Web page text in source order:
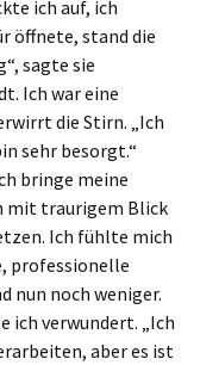
ich auf, ich
öffnete, stand die
sagte sie
Ich war eine
die Stirn. „Ich
sehr besorgt.“
bringe meine
mit traurigem Blick
Ich fühlte mich
professionelle
nun noch weniger.
ich verwundert. „Ich
aber es ist